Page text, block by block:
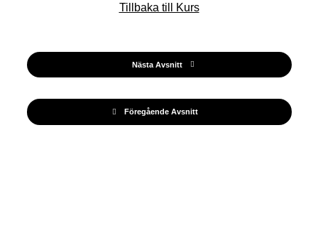
Föregående Avsnitt
Tillbaka till Kurs
Nästa Avsnitt